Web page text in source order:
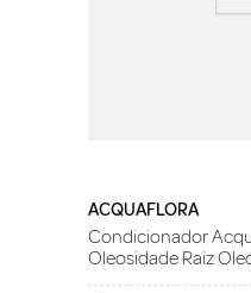
ACQUAFLORA
Condicionador
Oleosidade Raiz